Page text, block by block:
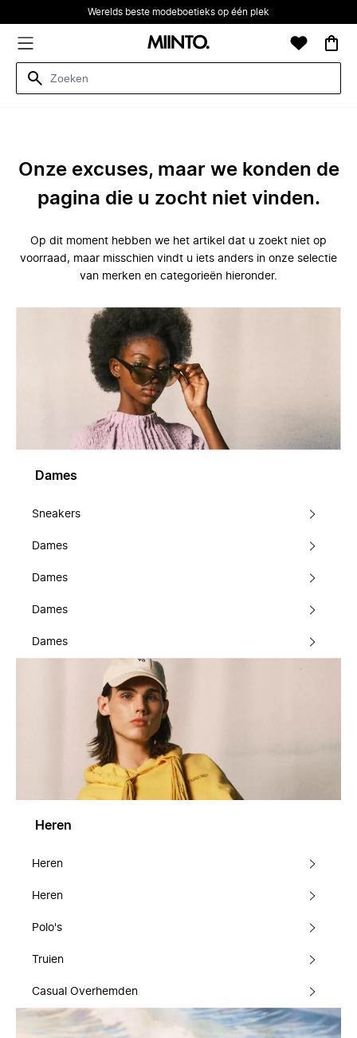
Werelds beste modeboetieks op één plek
Onze excuses, maar we konden de
pagina die u zocht niet vinden.
Op dit moment hebben we het artikel dat u zoekt niet op
voorraad, maar misschien vindt u iets anders in onze selectie
van merken en categorieën hieronder.
Dames
Sneakers
Dames
Dames
Dames
Dames
Heren
Heren
Heren
Polo's
Truien
Casual Overhemden